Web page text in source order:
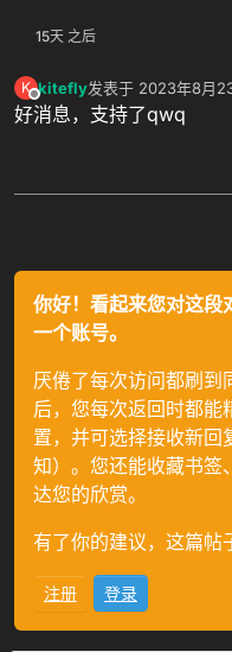
15天 之后
K
离线
kitefly发表于 2023年8月
最后由 编辑
好消息，支持了qwq
你好！看起来您对这段
一个账号。
厌倦了每次访问都刷到
后，您每次返回时都能
置，并可选择接收新回
知）。您还能收藏书签
达您的欣赏。
有了你的建议，这篇
注册 登录